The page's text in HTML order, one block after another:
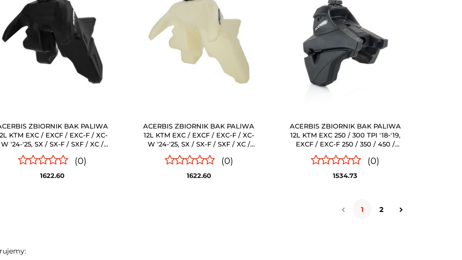
ZBIORNIK BAK PALIWA
KTM EXC / EXCF / EXC-F / XC-
W '24-'25, SX / SX-F / SXF / XC /
XC-F / XCF '23-'25' CZARNY
(0)
1622.60
ACERBIS ZBIORNIK BAK PALIWA
12L KTM EXC / EXCF / EXC-F / XC-
W '24-'25, SX / SX-F / SXF / XC /
XC-F / XCF '23-'25'
PRZEŹROCZYSTY(0)
1622.60
ACERBIS ZBIORNIK BAK PALIWA
12L KTM EXC 250 / 300 TPI '18-'19,
EXCF / EXC-F 250 / 350 / 450 /
500 '17-'19, SXF / SX-F 250 /350 /
(0)
1534.73
1 2